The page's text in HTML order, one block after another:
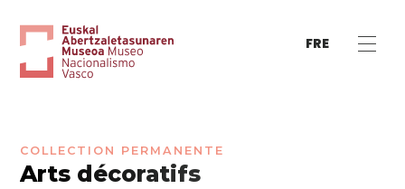
FRE
COLLECTION PERMANENTE
Arts décoratifs